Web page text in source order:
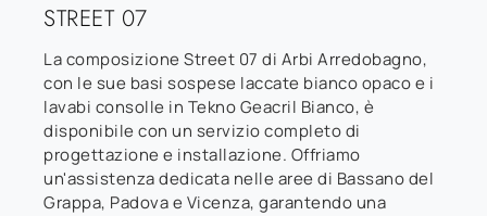
STREET 07
La composizione Street 07 di Arbi Arredobagno,
con le sue basi sospese laccate bianco opaco e i
lavabi consolle in Tekno Geacril Bianco, è
disponibile con un servizio completo di
progettazione e installazione. Offriamo
un'assistenza dedicata nelle aree di Bassano del
Grappa, Padova e Vicenza, garantendo una